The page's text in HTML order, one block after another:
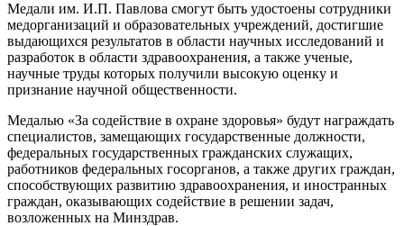
Медали им. И.П. Павлова смогут быть удостоены сотрудники
медорганизаций и образовательных учреждений, достигшие
выдающихся результатов в области научных исследований и
разработок в области здравоохранения, а также ученые,
научные труды которых получили высокую оценку и
признание научной общественности.
Медалью «За содействие в охране здоровья» будут награждать
специалистов, замещающих государственные должности,
федеральных государственных гражданских служащих,
работников федеральных госорганов, а также других граждан,
способствующих развитию здравоохранения, и иностранных
граждан, оказывающих содействие в решении задач,
возложенных ‎на Минздрав.